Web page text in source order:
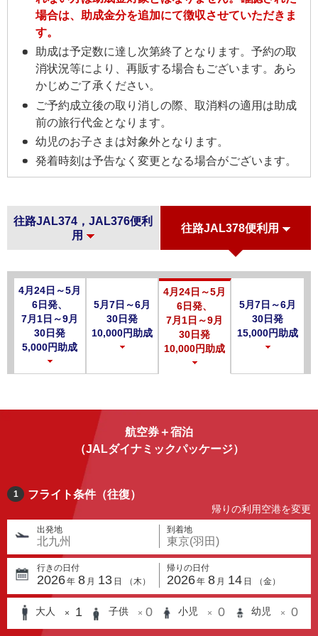
場合は、助成金分を追加にて徴収させていただきま
す。
助成は予定数に達し次第終了となります。予約の取
消状況等により、再販する場合もございます。あら
かじめご了承ください。
ご予約成立後の取り消しの際、取消料の適用は助成
前の旅行代金となります。
幼児のお子さまは対象外となります。
発着時刻は予告なく変更となる場合がございます。
往路JAL374，JAL376便利
用
往路JAL378便利用
4月24日～5月
6日発、
7月1日～9月
30日発
5,000円助成
5月7日～6月
30日発
10,000円助成
4月24日～5月
6日発、
7月1日～9月
30日発
10,000円助成
5月7日～6月
30日発
15,000円助成
航空券＋宿泊
（JALダイナミックパッケージ）
1 フライト条件（往復）
帰りの利用空港を変更
出発地
北九州
到着地
東京(羽田)
行きの日付
2026年 8 月 13 日 （木）
帰りの日付
2026年 8 月 14 日 （金）
大人 × 1 子供 × 0 小児 × 0 幼児 × 0